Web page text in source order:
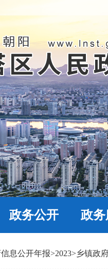
政务公开 政
息公开年报>2023>乡镇政